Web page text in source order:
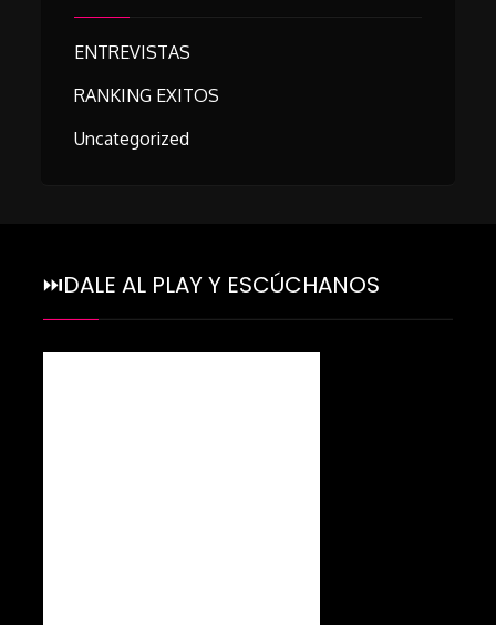
ENTREVISTAS
RANKING EXITOS
Uncategorized
⏭DALE AL PLAY Y ESCÚCHANOS